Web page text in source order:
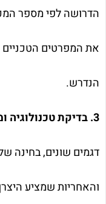
הדרושה לפי מספר
את המפרטים הטכניים
הנדרש.
3. בדיקת טכנולוגיה ומפרט טכני:
דגמים שונים, בחינה
והאחריות שמציע